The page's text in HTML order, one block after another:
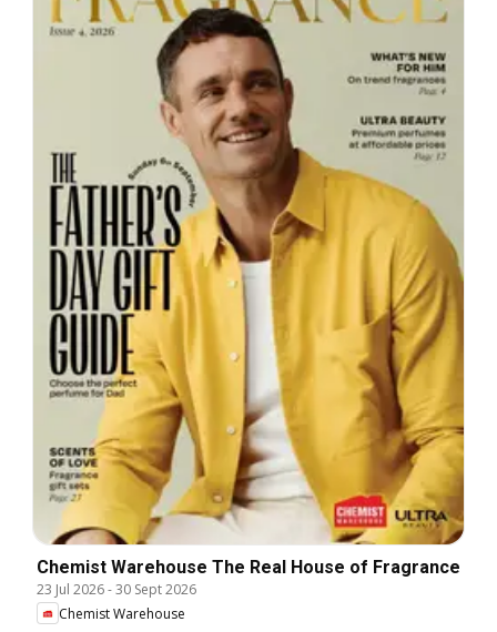
Chemist Warehouse The Real House of Fragrance
23 Jul 2026-30 Sept 2026
Chemist Warehouse